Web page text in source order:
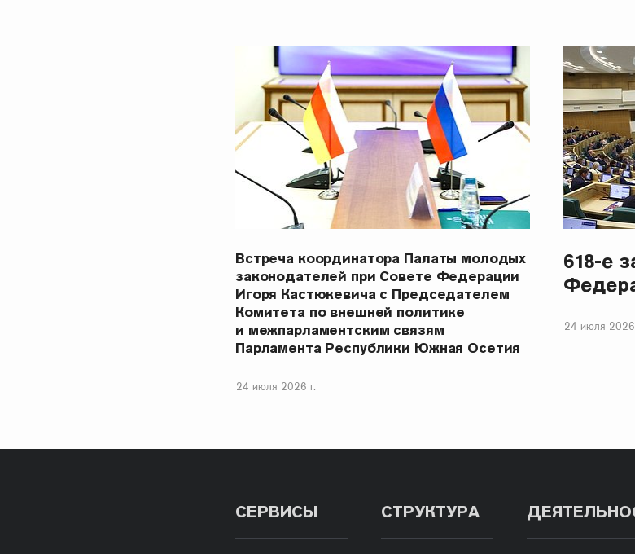
Встреча координатора Палаты молодых
законодателей при Совете Федерации
Игоря Кастюкевича с Председателем
Комитета по внешней политике
и межпарламентским связям
Парламента Республики Южная Осетия
24 июля 2026 г.
618-е
24 июля 2026
СЕРВИСЫ СТРУКТУРА